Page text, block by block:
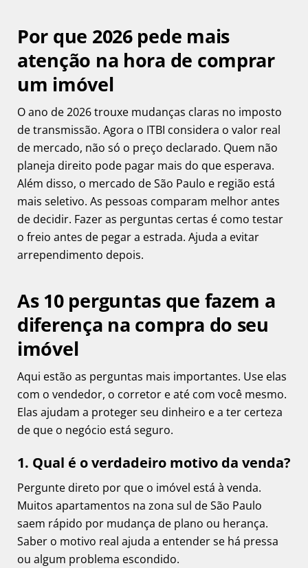
Por que 2026 pede mais
atenção na hora de comprar
um imóvel
O ano de 2026 trouxe mudanças claras no imposto
de transmissão. Agora o ITBI considera o valor real
de mercado, não só o preço declarado. Quem não
planeja direito pode pagar mais do que esperava.
Além disso, o mercado de São Paulo e região está
mais seletivo. As pessoas comparam melhor antes
de decidir. Fazer as perguntas certas é como testar
o freio antes de pegar a estrada. Ajuda a evitar
arrependimento depois.
As 10 perguntas que fazem a
diferença na compra do seu
imóvel
Aqui estão as perguntas mais importantes. Use elas
com o vendedor, o corretor e até com você mesmo.
Elas ajudam a proteger seu dinheiro e a ter certeza
de que o negócio está seguro.
1. Qual é o verdadeiro motivo da venda?
Pergunte direto por que o imóvel está à venda.
Muitos apartamentos na zona sul de São Paulo
saem rápido por mudança de plano ou herança.
Saber o motivo real ajuda a entender se há pressa
ou algum problema escondido.